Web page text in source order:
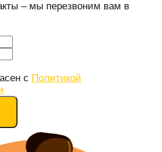
– мы перезвоним вам в
c Политикой